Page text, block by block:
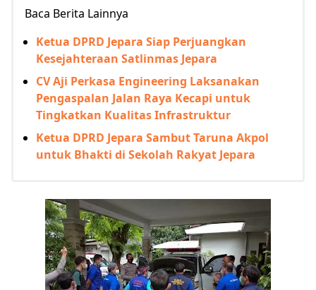
Baca Berita Lainnya
Ketua DPRD Jepara Siap Perjuangkan
Kesejahteraan Satlinmas Jepara
CV Aji Perkasa Engineering Laksanakan
Pengaspalan Jalan Raya Kecapi untuk
Tingkatkan Kualitas Infrastruktur
Ketua DPRD Jepara Sambut Taruna Akpol
untuk Bhakti di Sekolah Rakyat Jepara